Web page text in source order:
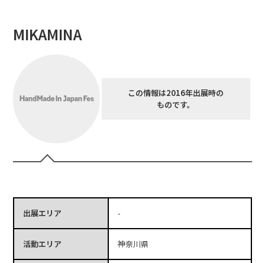
MIKAMINA
この情報は2016年出展時の
ものです。
出展エリア -
活動エリア 神奈川県